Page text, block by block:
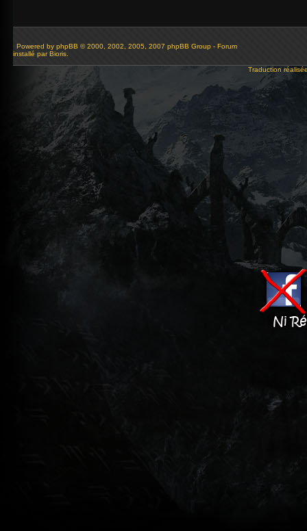
Powered by phpBB © 2000, 2002, 2005, 2007 phpBB Group - Forum
installé par Bioris.
Traduction